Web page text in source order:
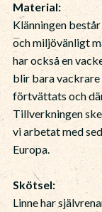
Material:
Klänningen
och miljövänligt
har också en
blir bara vackrare
förtvättats och
Tillverkningen
vi arbetat med
Europa.
Skötsel:
Linne har